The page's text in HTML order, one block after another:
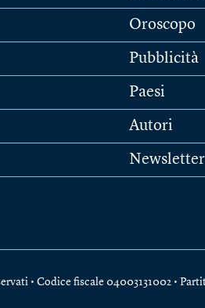
Oroscopo
Pubblicità
Paesi
Autori
Newsletter
• Codice fiscale 04003131002 •